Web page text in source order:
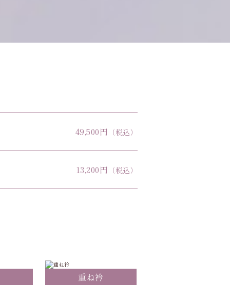
49,500円 （税込）
13,200円 （税込）
重ね衿